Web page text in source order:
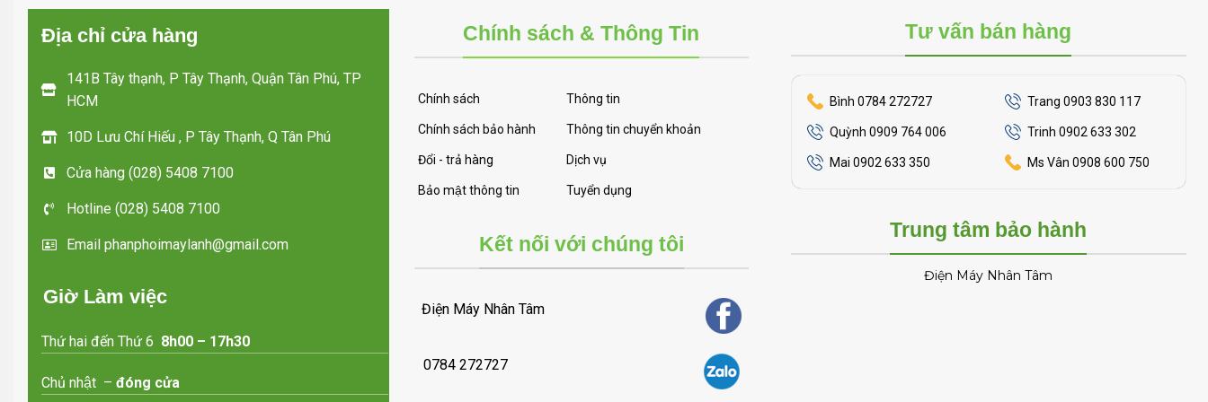
chạy không đạt yêu cầu nhé
Địa chỉ cửa hàng
141B Tây thạnh, P Tây Thạnh, Quận Tân Phú, TP
HCM
10D Lưu Chí Hiếu , P Tây Thạnh, Q Tân Phú
Cửa hàng (028) 5408 7100
Hotline (028) 5408 7100
Email phanphoimaylanh@gmail.com
Giờ Làm việc
Thứ hai đến Thứ 6 8h00 – 17h30
Chủ nhật – đóng cửa
Chính sách & Thông Tin
Chính sách
Chính sách bảo hành
Đổi - trả hàng
Bảo mật thông tin
Thông tin
Thông tin chuyển khoản
Dịch vụ
Tuyển dụng
Kết nối với chúng tôi
Điện Máy Nhân Tâm
0784 272727
Tư vấn bán hàng
Bình 0784 272727
Quỳnh 0909 764 006
Mai 0902 633 350
Trang 0903 830 117
Trinh 0902 633 302
Ms Vân 0908 600 750
Trung tâm bảo hành
Điện Máy Nhân Tâm